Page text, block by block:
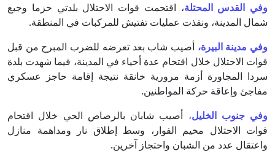
وفي القدس المحتلة، اقتحمت قوات الاحتلال بلدتي حزما وجبع
شمال المدينة، ونفذت عمليات تفتيش للمركبات في المنطقة.
وفي مدينة البيرة، أصيب شاب بعد تعرضه للضرب المبرح من قبل
قوات الاحتلال خلال اقتحام عدة أحياء في المدينة، فيما شهدت بلدة
سردا المجاورة أزمة مرورية خانقة نتيجة إقامة حاجز عسكري
مفاجئ وإعاقة حركة المواطنين.
وفي جنوب الخليل، أصيب شابان بالرصاص الحي خلال اقتحام
قوات الاحتلال مخيم الفوار، وسط إطلاق نار ومداهمة منازل
واعتقال عدد من الشبان واحتجاز آخرين.